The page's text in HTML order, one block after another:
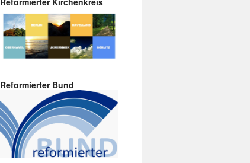
Reformierter Bund